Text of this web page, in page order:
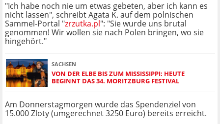
"Ich habe noch nie um etwas gebeten, aber ich kann es
nicht lassen", schreibt Agata K. auf dem polnischen
Sammel-Portal "zrzutka.pl": "Sie wurde uns brutal
genommen! Wir wollen sie nach Polen bringen, wo sie
hingehört."
SACHSEN
VON DER ELBE BIS ZUM MISSISSIPPI: HEUTE
BEGINNT DAS 34. MORITZBURG FESTIVAL
Am Donnerstagmorgen wurde das Spendenziel von
15.000 Zloty (umgerechnet 3250 Euro) bereits erreicht.